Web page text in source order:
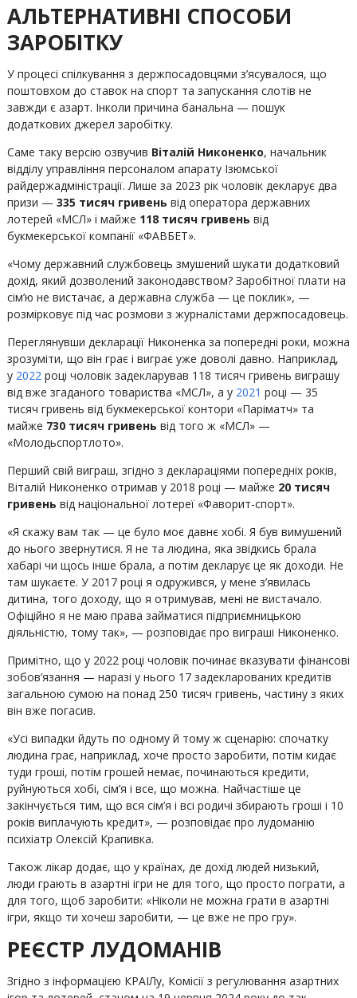
АЛЬТЕРНАТИВНІ СПОСОБИ
ЗАРОБІТКУ
У процесі спілкування з держпосадовцями з’ясувалося, що
поштовхом до ставок на спорт та запускання слотів не
завжди є азарт. Інколи причина банальна — пошук
додаткових джерел заробітку.
Саме таку версію озвучив Віталій Никоненко, начальник
відділу управління персоналом апарату Ізюмської
райдержадміністрації. Лише за 2023 рік чоловік декларує два
призи — 335 тисяч гривень від оператора державних
лотерей «МСЛ» і майже 118 тисяч гривень від
букмекерської компанії «ФАВБЕТ».
«Чому державний службовець змушений шукати додатковий
дохід, який дозволений законодавством? Заробітної плати на
сім’ю не вистачає, а державна служба — це поклик», —
розмірковує під час розмови з журналістами держпосадовець.
Переглянувши декларації Никоненка за попередні роки, можна
зрозуміти, що він грає і виграє уже доволі давно. Наприклад,
у 2022 році чоловік задекларував 118 тисяч гривень виграшу
від вже згаданого товариства «МСЛ», а у 2021 році — 35
тисяч гривень від букмекерської контори «Паріматч» та
майже 730 тисяч гривень від того ж «МСЛ» —
«Молодьспортлото».
Перший свій виграш, згідно з деклараціями попередніх років,
Віталій Никоненко отримав у 2018 році — майже 20 тисяч
гривень від національної лотереї «Фаворит-спорт».
«Я скажу вам так — це було моє давнє хобі. Я був вимушений
до нього звернутися. Я не та людина, яка звідкись брала
хабарі чи щось інше брала, а потім декларує це як доходи. Не
там шукаєте. У 2017 році я одружився, у мене з’явилась
дитина, того доходу, що я отримував, мені не вистачало.
Офіційно я не маю права займатися підприємницькою
діяльністю, тому так», — розповідає про виграші Никоненко.
Примітно, що у 2022 році чоловік починає вказувати фінансові
зобов’язання — наразі у нього 17 задекларованих кредитів
загальною сумою на понад 250 тисяч гривень, частину з яких
він вже погасив.
«Усі випадки йдуть по одному й тому ж сценарію: спочатку
людина грає, наприклад, хоче просто заробити, потім кидає
туди гроші, потім грошей немає, починаються кредити,
руйнуються хобі, сім’я і все, що можна. Найчастіше це
закінчується тим, що вся сім’я і всі родичі збирають гроші і 10
років виплачують кредит», — розповідає про лудоманію
психіатр Олексій Крапивка.
Також лікар додає, що у країнах, де дохід людей низький,
люди грають в азартні ігри не для того, що просто пограти, а
для того, щоб заробити: «Ніколи не можна грати в азартні
ігри, якщо ти хочеш заробити, — це вже не про гру».
РЕЄСТР ЛУДОМАНІВ
Згідно з інформацією КРАІЛу, Комісії з регулювання азартних